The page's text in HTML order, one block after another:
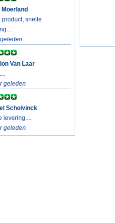
product, snelle
Van Laar
geleden
Scholvinck
levering....
geleden